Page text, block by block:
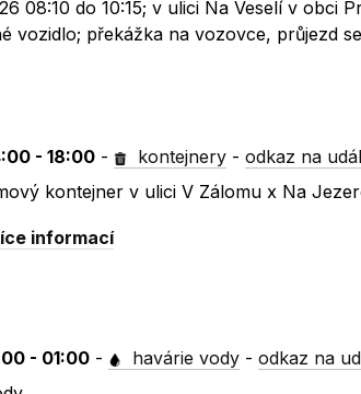
08:10 do 10:15; v ulici Na Veselí v obci
vozidlo; překážka na vozovce, průjezd
- 18:00 - kontejnery -odkaz na
kontejner v ulici V Zálomu x Na
informací
- 01:00 - havárie vody -odkaz na